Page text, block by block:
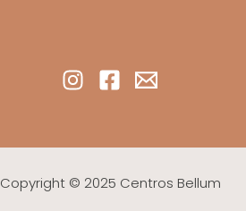
Copyright © 2025 Centros Bellum